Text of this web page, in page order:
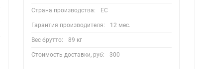
Страна производства: EC
Гарантия производителя: 12 мес.
Вес брутто: 89 кг
Стоимость доставки, руб: 300